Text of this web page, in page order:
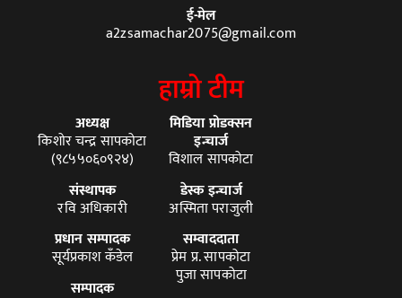
ई-मेल
a2zsamachar2075@gmail.com
हाम्रो टीम
अध्यक्ष
किशोर चन्द्र सापकोटा
(९८५५०६०९२४)
संस्थापक
रवि अधिकारी
प्रधान सम्पादक
सूर्यप्रकाश कँडेल
सम्पादक
मिडिया प्रोडक्सन
इन्चार्ज
विशाल सापकोटा
डेस्क इन्चार्ज
अस्मिता पराजुली
सम्वाददाता
प्रेम प्र. सापकोटा
पुजा सापकोटा